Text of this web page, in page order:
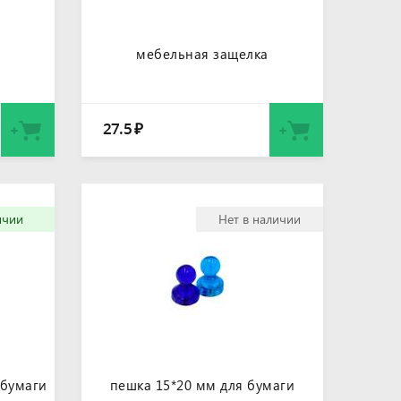
мебельная защелка
27.5₽
Нет в наличии
пешка 15*20 мм для бумаги